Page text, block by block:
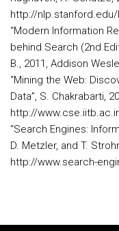
http://
“Modern Information
behind Search (2nd
B., 2011, Addison
“Mining the Web:
Data”, S. Chakrabarti,
http://
“Search Engines:
D. Metzler, and T.
http://www.search-